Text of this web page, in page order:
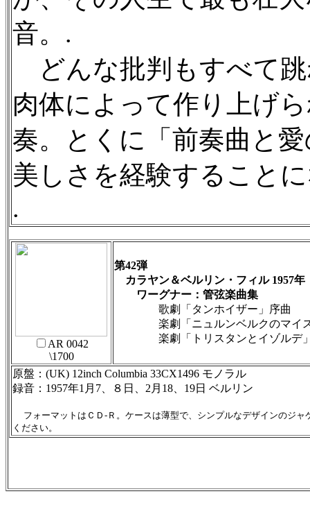
音。.
どんな批判もすべて
肉体によって作り上げ
奏。とくに「前奏曲と
美しさを経験すること
.
AR 0042
\1700
第42弾
カラヤン＆ベルリン・フィル 1957年
ワーグナー：管弦楽曲集
歌劇「タンホイザー」序曲
楽劇「ニュルンベルクのマイス
楽劇「トリスタンとイゾルデ」
原盤：(UK) 12inch Columbia 33CX1496 モノラル
録音：1957年1月7、８日、2月18、19日 ベルリン
フォーマットはＣＤ-Ｒ。ケースは薄型で、シンプルなデザインのジ
ください。